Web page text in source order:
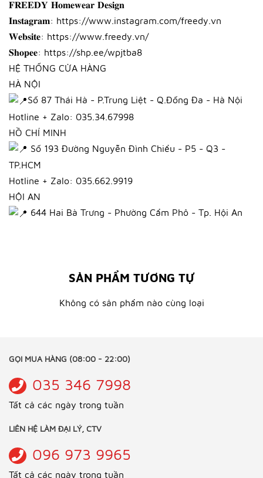
𝐅𝐑𝐄𝐄𝐃𝐘 𝐇𝐨𝐦𝐞𝐰𝐞𝐚𝐫 𝐃𝐞𝐬𝐢𝐠𝐧
𝐈𝐧𝐬𝐭𝐚𝐠𝐫𝐚𝐦: https://www.instagram.com/freedy.vn
𝐖𝐞𝐛𝐬𝐢𝐭𝐞: https://www.freedy.vn/
𝐒𝐡𝐨𝐩𝐞𝐞: https://shp.ee/wpjtba8
HỆ THỐNG CỬA HÀNG
HÀ NỘI
Số 87 Thái Hà - P.Trung Liệt - Q.Đống Đa - Hà Nội
Hotline + Zalo: 035.34.67998
HỒ CHÍ MINH
Số 193 Đường Nguyễn Đình Chiểu - P5 - Q3 -
TP.HCM
Hotline + Zalo: 035.662.9919
HỘI AN
644 Hai Bà Trưng - Phường Cẩm Phô - Tp. Hội An
SẢN PHẨM TƯƠNG TỰ
Không có sản phẩm nào cùng loại
GỌI MUA HÀNG (08:00 - 22:00)
035 346 7998
Tất cả các ngày trong tuần
LIÊN HỆ LÀM ĐẠI LÝ, CTV
096 973 9965
Tất cả các ngày trong tuần